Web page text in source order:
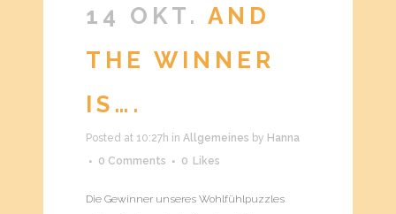
14 OKT. AND
THE WINNER
IS….
Posted at 10:27h in Allgemeines by Hanna
0 Comments
0 Likes
Die Gewinner unseres Wohlfühlpuzzles